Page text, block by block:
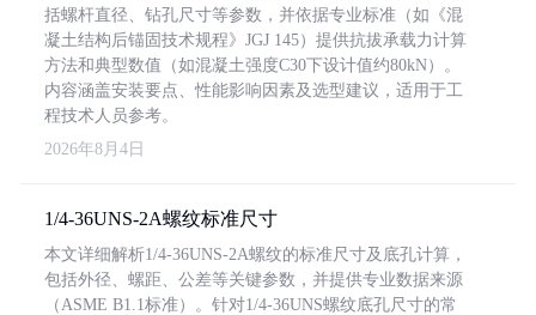
括螺杆直径、钻孔尺寸等参数，并依据专业标准（如《混
凝土结构后锚固技术规程》JGJ 145）提供抗拔承载力计算
方法和典型数值（如混凝土强度C30下设计值约80kN）。
内容涵盖安装要点、性能影响因素及选型建议，适用于工
程技术人员参考。
2026年8月4日
1/4-36UNS-2A螺纹标准尺寸
本文详细解析1/4-36UNS-2A螺纹的标准尺寸及底孔计算，
包括外径、螺距、公差等关键参数，并提供专业数据来源
（ASME B1.1标准）。针对1/4-36UNS螺纹底孔尺寸的常